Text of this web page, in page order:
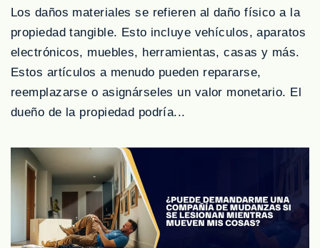
Los daños materiales se refieren al daño físico a la
propiedad tangible. Esto incluye vehículos, aparatos
electrónicos, muebles, herramientas, casas y más.
Estos artículos a menudo pueden repararse,
reemplazarse o asignárseles un valor monetario. El
dueño de la propiedad podría...